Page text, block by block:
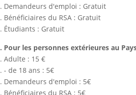
. Demandeurs d'emploi : Gratuit
. Bénéficiaires du RSA : Gratuit
. Étudiants : Gratuit
. Pour les personnes extérieures au
. Adulte : 15 €
. - de 18 ans : 5€
. Demandeurs d'emploi : 5€
. Bénéficiaires du RSA : 5€